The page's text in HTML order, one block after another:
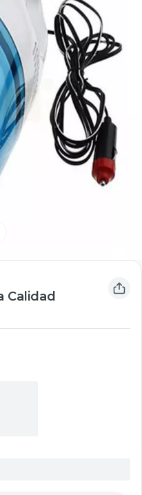
Calidad